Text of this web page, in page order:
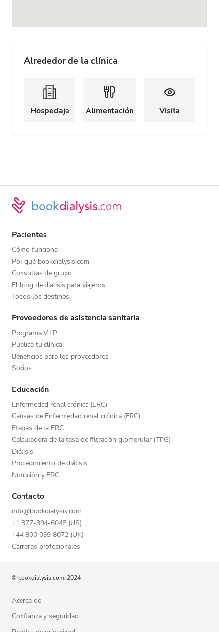
Alrededor de la clínica
Hospedaje Alimentación Visita
Pacientes
Cómo funciona
Por qué bookdialysis.com
Consultas de grupo
El blog de diálisis para viajeros
Todos los destinos
Proveedores de asistencia sanitaria
Programa V.I.P.
Publica tu clínica
Beneficios para los proveedores
Socios
Educación
Enfermedad renal crónica (ERC)
Causas de Enfermedad renal crónica (ERC)
Etapas de la ERC
Calculadora de la tasa de filtración glomerular (TFG)
Diálisis
Procedimiento de diálisis
Nutrición y ERC
Contacto
info@bookdialysis.com
+1 877-394-6045 (US)
+44 800 069 8072 (UK)
Carreras profesionales
© bookdialysis.com, 2024
Acerca de
Confianza y seguridad